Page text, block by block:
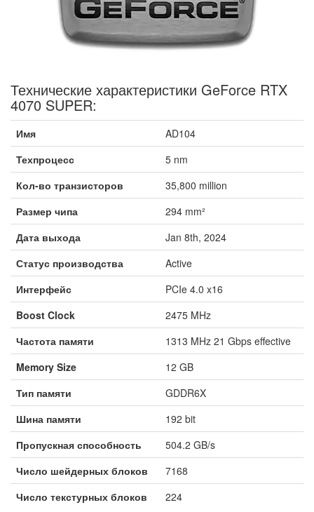
Технические характеристики GeForce RTX
4070 SUPER:
Имя
AD104
Техпроцесс
5 nm
Кол-во транзисторов
35,800 million
Размер чипа
294 mm²
Дата выхода
Jan 8th, 2024
Статус производства
Active
Интерфейс
PCIe 4.0 x16
Boost Clock
2475 MHz
Частота памяти
1313 MHz 21 Gbps effective
Memory Size
12 GB
Тип памяти
GDDR6X
Шина памяти
192 bit
Пропускная способность
504.2 GB/s
Число шейдерных блоков
7168
Число текстурных блоков
224